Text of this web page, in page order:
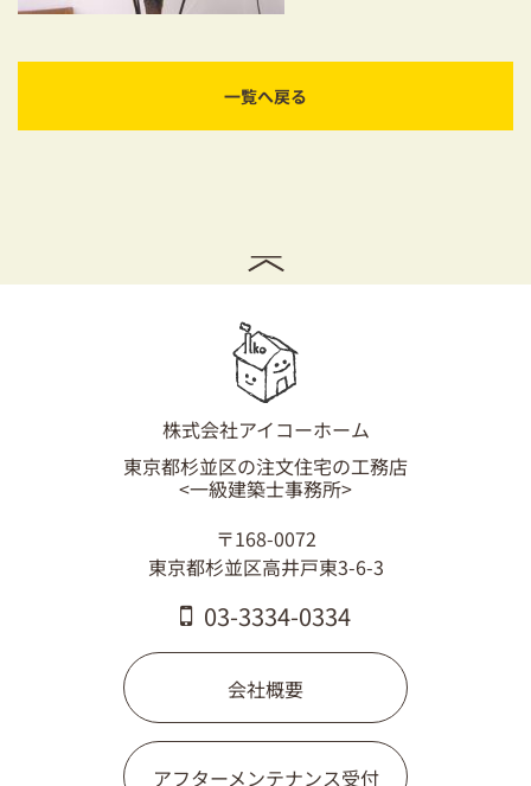
お知らせ
03-3334-0334
一覧へ戻る
株式会社アイコーホーム
東京都杉並区の注文住宅の工務店
<一級建築士事務所>
〒168-0072
東京都杉並区高井戸東3-6-3
03-3334-0334
会社概要
アフターメンテナンス受付